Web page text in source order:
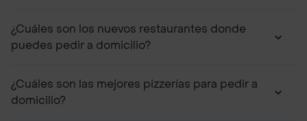
¿Cuáles son los nuevos restaurantes donde
puedes pedir a domicilio?
¿Cuáles son las mejores pizzerías para pedir a
domicilio?